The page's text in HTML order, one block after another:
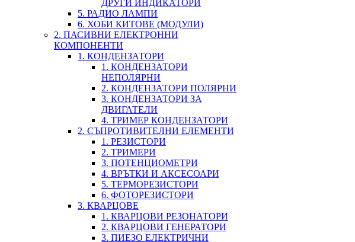
ДРУГИ ИНДИКАТОРИ
5. РАДИО ЛАМПИ
6. ХОБИ КИТОВЕ (МОДУЛИ)
2. ПАСИВНИ ЕЛЕКТРОННИ
КОМПОНЕНТИ
1. КОНДЕНЗАТОРИ
1. КОНДЕНЗАТОРИ
НЕПОЛЯРНИ
2. КОНДЕНЗАТОРИ ПОЛЯРНИ
3. КОНДЕНЗАТОРИ ЗА
ДВИГАТЕЛИ
4. ТРИМЕР КОНДЕНЗАТОРИ
2. СЪПРОТИВИТЕЛНИ ЕЛЕМЕНТИ
1. РЕЗИСТОРИ
2. ТРИМЕРИ
3. ПОТЕНЦИОМЕТРИ
4. ВРЪТКИ И АКСЕСОАРИ
5. ТЕРМОРЕЗИСТОРИ
6. ФОТОРЕЗИСТОРИ
3. КВАРЦОВЕ
1. КВАРЦОВИ РЕЗОНАТОРИ
2. КВАРЦОВИ ГЕНЕРАТОРИ
3. ПИЕЗО ЕЛЕКТРИЧНИ